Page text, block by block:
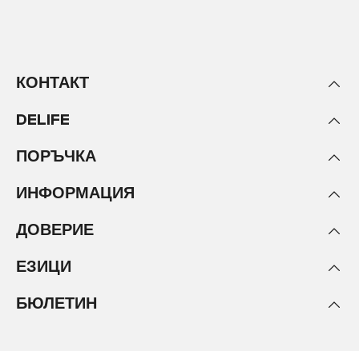
КОНТАКТ
DELIFE
ПОРЪЧКА
ИНФОРМАЦИЯ
ДОВЕРИЕ
ЕЗИЦИ
БЮЛЕТИН